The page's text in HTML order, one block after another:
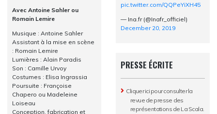
Avec Antoine Sahler ou
Romain Lemire
Musique : Antoine Sahler
Assistant à la mise en scène
: Romain Lemire
Lumières : Alain Paradis
Son : Camille Urvoy
Costumes : Elisa Ingrassia
Poursuite : Françoise
Chapero ou Madeleine
Loiseau
Conception, fabrication et
pic.twitter.com/QQPeYiXH45
— Ina.fr (@Inafr_officiel)
December 20, 2019
PRESSE ÉCRITE
Cliquer ici pour consulter la
revue de presse des
représentations de La Scala.